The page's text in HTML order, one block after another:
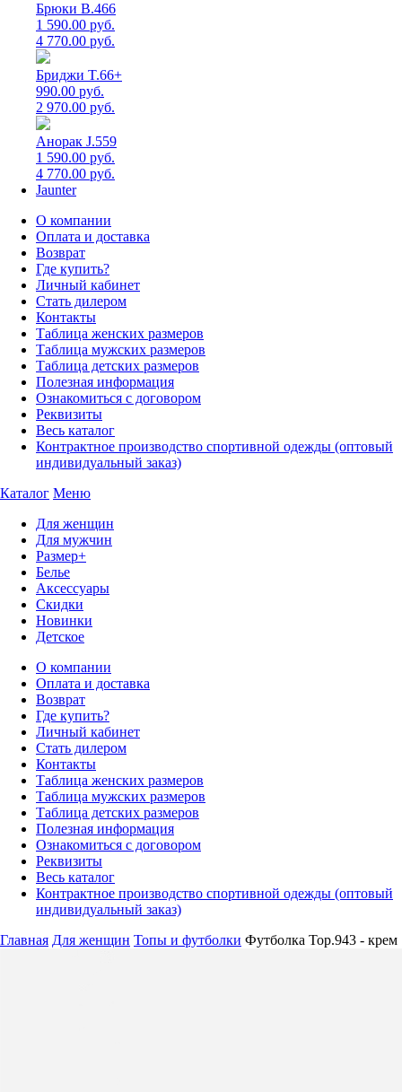
Брюки B.466
1 590.00 руб.
4 770.00 руб.
Бриджи T.66+
990.00 руб.
2 970.00 руб.
Анорак J.559
1 590.00 руб.
4 770.00 руб.
Jaunter
О компании
Оплата и доставка
Возврат
Где купить?
Личный кабинет
Стать дилером
Контакты
Таблица женских размеров
Таблица мужских размеров
Таблица детских размеров
Полезная информация
Ознакомиться с договором
Реквизиты
Весь каталог
Контрактное производство спортивной одежды (оптовый
индивидуальный заказ)
Каталог Меню
Для женщин
Для мужчин
Размер+
Белье
Аксессуары
Скидки
Новинки
Детское
О компании
Оплата и доставка
Возврат
Где купить?
Личный кабинет
Стать дилером
Контакты
Таблица женских размеров
Таблица мужских размеров
Таблица детских размеров
Полезная информация
Ознакомиться с договором
Реквизиты
Весь каталог
Контрактное производство спортивной одежды (оптовый
индивидуальный заказ)
Главная Для женщин Топы и футболки Футболка Top.943 - крем